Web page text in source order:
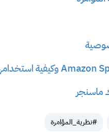
ماسنجر
#نظرية_المؤامرة